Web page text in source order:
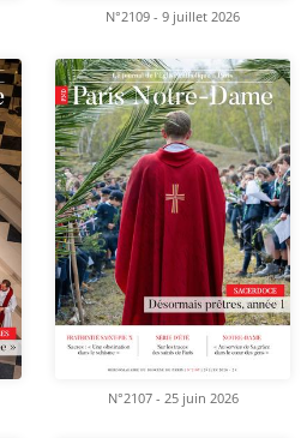
N°2109 - 9 juillet 2026
N°2107 - 25 juin 2026